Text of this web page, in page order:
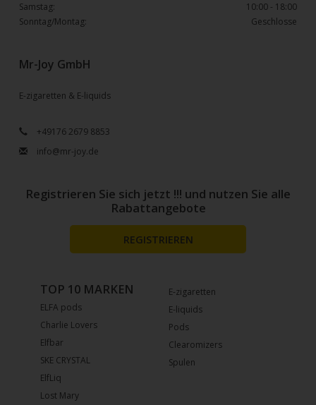
Mr-Joy GmbH
E-zigaretten & E-liquids
+49176 2679 8853
info@mr-joy.de
Samstag:
10:00 - 18:00
Sonntag/Montag:
Geschlosse
E-zigaretten
E-liquids
Pods
Clearomizers
Spulen
TOP 10 MARKEN
ELFA pods
Charlie Lovers
Elfbar
SKE CRYSTAL
ElfLiq
Lost Mary
Registrieren Sie sich jetzt !!! und nutzen Sie alle
Rabattangebote
REGISTRIEREN